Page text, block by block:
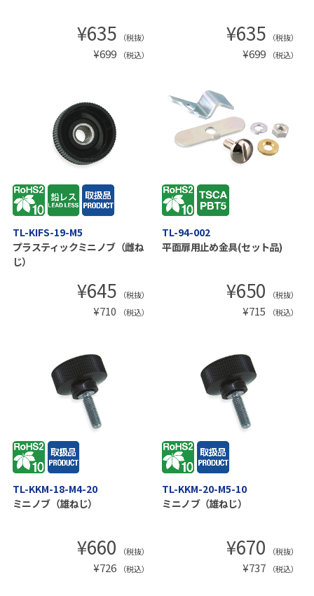
¥635 （税抜）
¥699 （税込）
¥635 （税抜）
¥699 （税込）
TL-KIFS-19-M5
プラスティックミニノブ（雌ね
じ）
¥645 （税抜）
¥710 （税込）
TL-94-002
平面扉用止め金具(セット品)
¥650 （税抜）
¥715 （税込）
TL-KKM-18-M4-20
ミニノブ（雄ねじ）
¥660 （税抜）
¥726 （税込）
TL-KKM-20-M5-10
ミニノブ（雄ねじ）
¥670 （税抜）
¥737 （税込）